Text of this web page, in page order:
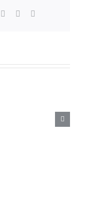
Pinterest